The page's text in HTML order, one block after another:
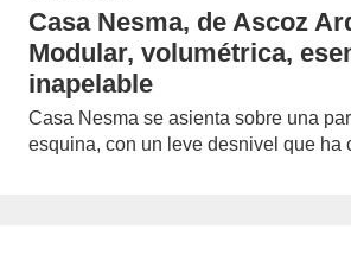
Casa Nesma, de Ascoz
Modular, volumétrica,
inapelable
Casa Nesma se asienta sobre una
esquina, con un leve desnivel que